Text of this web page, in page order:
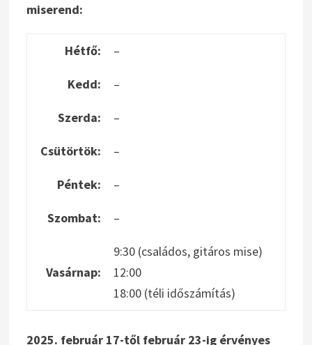
miserend:
Hétfő: –
Kedd: –
Szerda: –
Csütörtök: –
Péntek: –
Szombat: –
Vasárnap:
9:30 (családos, gitáros mise)
12:00
18:00 (téli időszámítás)
2025. február 17-től február 23-ig érvényes